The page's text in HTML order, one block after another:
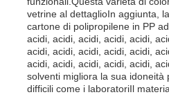
vetrine al dettaglioIn aggiunta,
cartone di polipropilene in PP
acidi, acidi, acidi, acidi, acidi,
acidi, acidi, acidi, acidi, acidi,
acidi, acidi, acidi, acidi, acidi,
solventi migliora la sua idoneità
difficili come i laboratoriIl